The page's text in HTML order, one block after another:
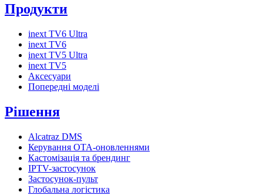
Продукти
inext TV6 Ultra
inext TV6
inext TV5 Ultra
inext TV5
Аксесуари
Попередні моделі
Рішення
Alcatraz DMS
Керування OTA-оновленнями
Кастомізація та брендинг
IPTV-застосунок
Застосунок-пульт
Глобальна логістика